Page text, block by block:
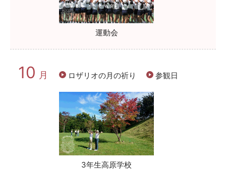
運動会
10 月 ロザリオの月の祈り 参観日
3年生高原学校